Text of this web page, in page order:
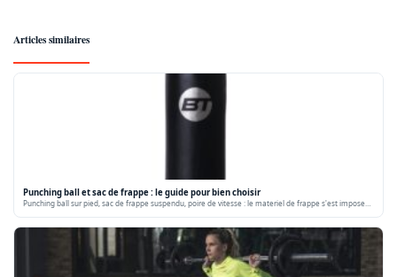
Articles similaires
Punching ball et sac de frappe : le guide pour bien choisir
Punching ball sur pied, sac de frappe suspendu, poire de vitesse : le materiel de frappe s'est impose…